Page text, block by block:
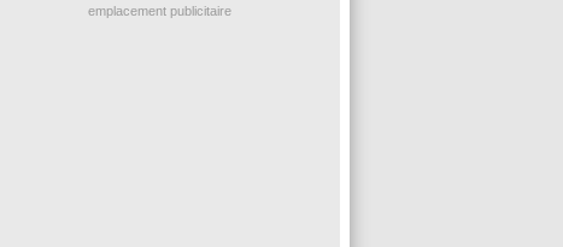
emplacement publicitaire